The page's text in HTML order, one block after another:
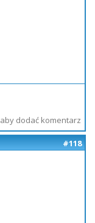
aby dodać komentarz
#118